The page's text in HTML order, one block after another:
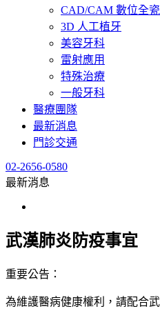
CAD/CAM 數位全
3D 人工植牙
美容牙科
雷射應用
特殊治療
一般牙科
醫療團隊
最新消息
門診交通
02-2656-0580
最新消息
武漢肺炎防疫事宜
重要公告：
為維護醫病健康權利，請配合